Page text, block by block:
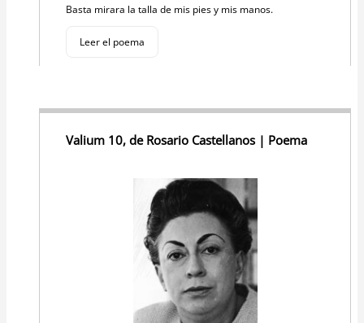
Basta mirara la talla de mis pies y mis manos.
Leer el poema
Valium 10, de Rosario Castellanos | Poema